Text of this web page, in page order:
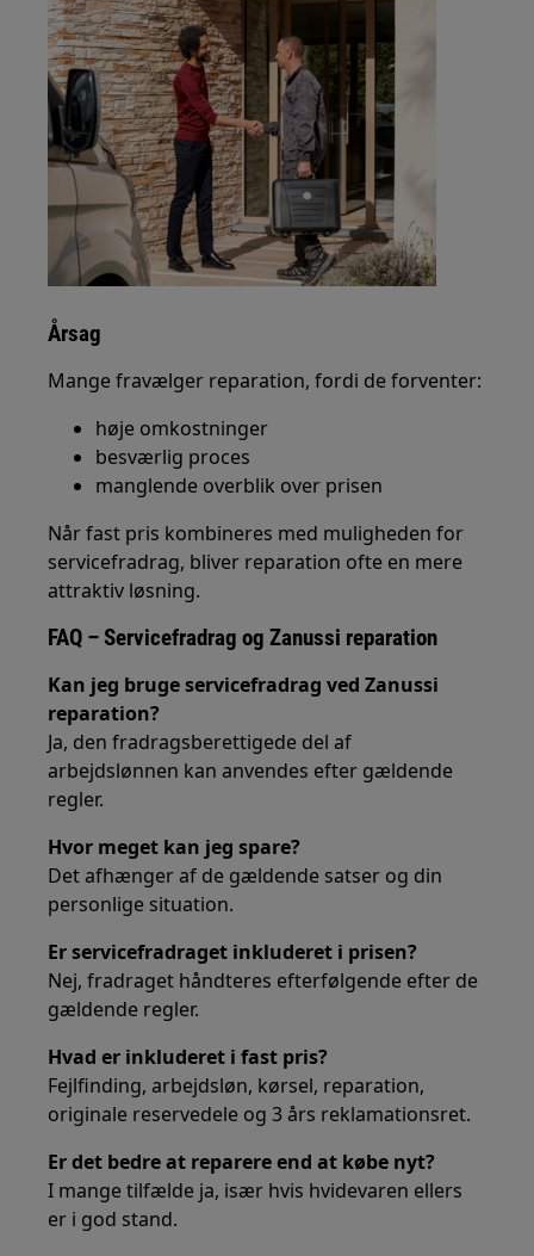
Årsag
Mange fravælger reparation, fordi de forventer:
høje omkostninger
besværlig proces
manglende overblik over prisen
Når fast pris kombineres med muligheden for
servicefradrag, bliver reparation ofte en mere
attraktiv løsning.
FAQ – Servicefradrag og Zanussi reparation
Kan jeg bruge servicefradrag ved Zanussi
reparation?
Ja, den fradragsberettigede del af
arbejdslønnen kan anvendes efter gældende
regler.
Hvor meget kan jeg spare?
Det afhænger af de gældende satser og din
personlige situation.
Er servicefradraget inkluderet i prisen?
Nej, fradraget håndteres efterfølgende efter de
gældende regler.
Hvad er inkluderet i fast pris?
Fejlfinding, arbejdsløn, kørsel, reparation,
originale reservedele og 3 års reklamationsret.
Er det bedre at reparere end at købe nyt?
I mange tilfælde ja, især hvis hvidevaren ellers
er i god stand.